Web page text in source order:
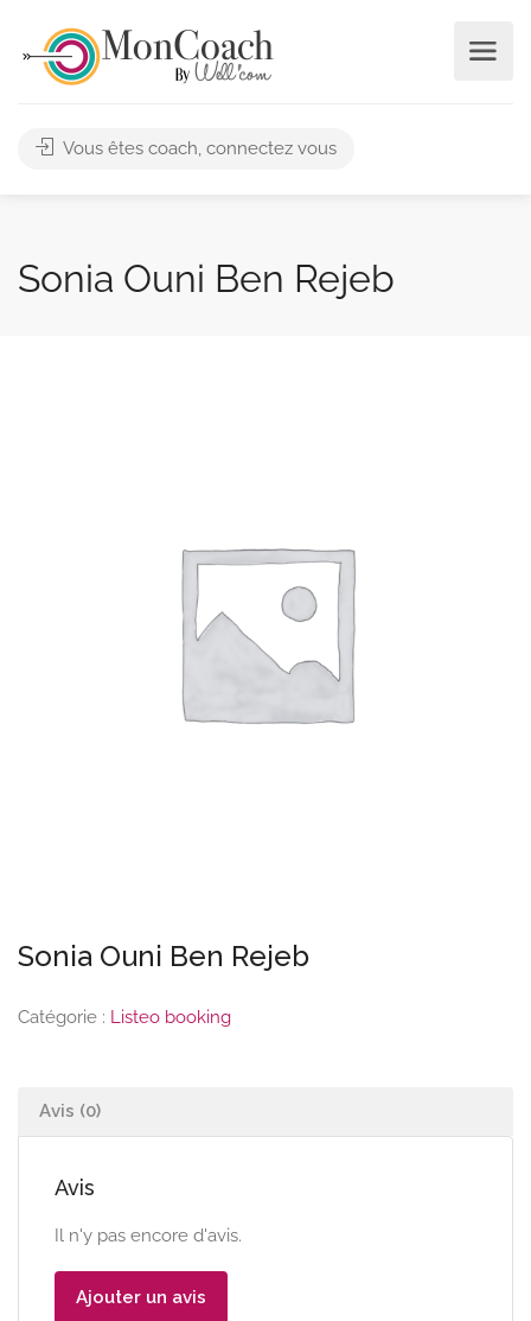
Vous êtes coach, connectez vous
Sonia Ouni Ben Rejeb
Sonia Ouni Ben Rejeb
Catégorie : Listeo booking
Avis (0)
Avis
Il n'y pas encore d'avis.
Ajouter un avis